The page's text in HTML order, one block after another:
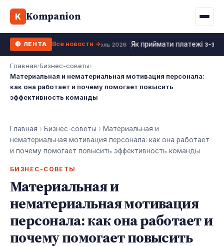
K Kompanion
Калькулятор МФО
Все 10 МФО →
Жизни
WhiteBIT
Kuna
Bybit
OKX
Все 10 бирж →
Ипотека
Депозит
Рефинансирование
ФОП налоги
🔴 ЛЕНТА 18 июль 2026 Як приймати платежі з-за
Все новости →
Главная›Бизнес-советы›
Материальная и нематериальная мотивация персонала:
как она работает и почему помогает повысить
эффективность команды
Главная › Бизнес-советы › Материальная и
нематериальная мотивация персонала: как она работает
и почему помогает повысить эффективность команды
БИЗНЕС-СОВЕТЫ
Материальная и
нематериальная мотивация
персонала: как она работает и
почему помогает повысить